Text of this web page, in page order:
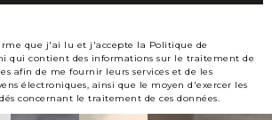
que j'ai lu et j'accepte la Politique de
qui contient des informations sur le traitement de
afin de me fournir leurs services et de les
électroniques, ainsi que le moyen d'exercer les
concernant le traitement de ces données.